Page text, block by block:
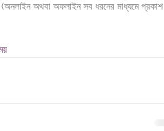
অথবা অফলাইন সব ধরনের মাধ্যমে প্রকাশ